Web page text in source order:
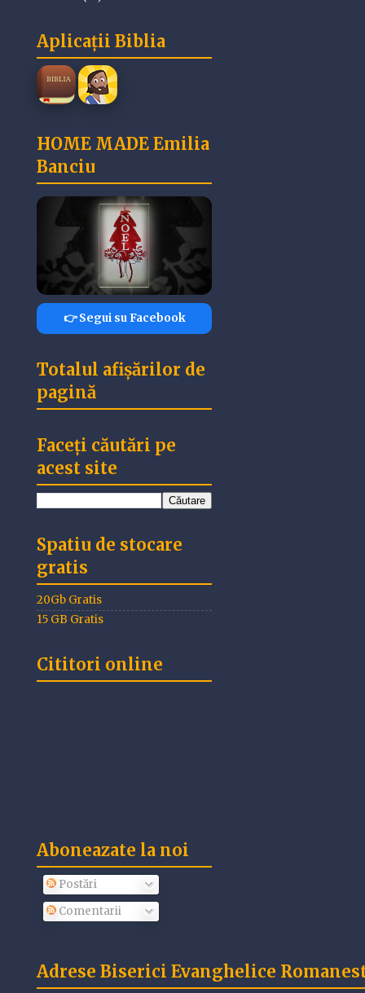
Aplicații Biblia
HOME MADE Emilia
Banciu
👉 Segui su Facebook
Totalul afișărilor de
pagină
Faceți căutări pe
acest site
Spatiu de stocare
gratis
20Gb Gratis
15 GB Gratis
Cititori online
Aboneazate la noi
Postări
Comentarii
Adrese Biserici Evanghelice